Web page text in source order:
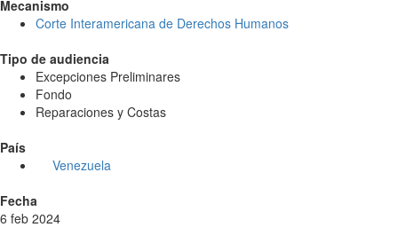
Mecanismo
Corte Interamericana de Derechos Humanos
Tipo de audiencia
Excepciones Preliminares
Fondo
Reparaciones y Costas
País
Venezuela
Fecha
6 feb 2024